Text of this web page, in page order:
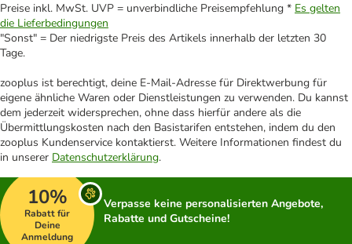
Preise inkl. MwSt. UVP = unverbindliche Preisempfehlung * Es gelten
die Lieferbedingungen
"Sonst" = Der niedrigste Preis des Artikels innerhalb der letzten 30
Tage.
zooplus ist berechtigt, deine E-Mail-Adresse für Direktwerbung für
eigene ähnliche Waren oder Dienstleistungen zu verwenden. Du kannst
dem jederzeit widersprechen, ohne dass hierfür andere als die
Übermittlungskosten nach den Basistarifen entstehen, indem du den
zooplus Kundenservice kontaktierst. Weitere Informationen findest du
in unserer Datenschutzerklärung.
10%
Rabatt für
Deine
Anmeldung
Verpasse keine personalisierten Angebote,
Rabatte und Gutscheine!